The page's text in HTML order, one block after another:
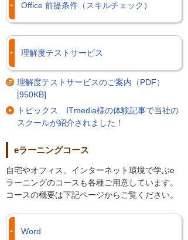
Office 前提条件（スキルチェック）
理解度テストサービス
理解度テストサービスのご案内（PDF）
[950KB]
トピックス ITmedia様の体験記事で当社の
スクールが紹介されました！
eラーニングコース
自宅やオフィス、インターネット環境で学ぶe
ラーニングのコースも各種ご用意しています。
コースの概要は下記ページからご覧ください。
Word